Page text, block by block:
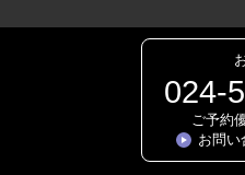
024-
ご予約
お問い